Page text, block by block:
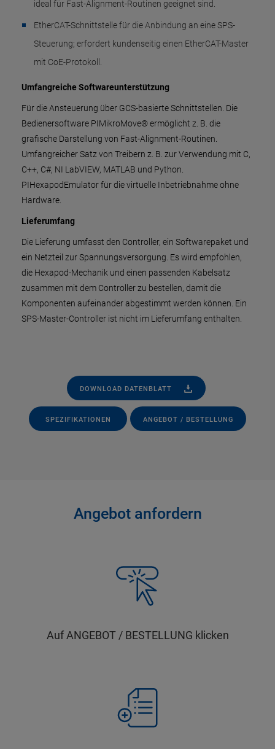
ideal für Fast-Alignment-Routinen geeignet sind.
EtherCAT-Schnittstelle für die Anbindung an eine SPS-
Steuerung; erfordert kundenseitig einen EtherCAT-Master
mit CoE-Protokoll.
Umfangreiche Softwareunterstützung
Für die Ansteuerung über GCS-basierte Schnittstellen. Die
Bedienersoftware PIMikroMove® ermöglicht z. B. die
grafische Darstellung von Fast-Alignment-Routinen.
Umfangreicher Satz von Treibern z. B. zur Verwendung mit C,
C++, C#, NI LabVIEW, MATLAB und Python.
PIHexapodEmulator für die virtuelle Inbetriebnahme ohne
Hardware.
Lieferumfang
Die Lieferung umfasst den Controller, ein Softwarepaket und
ein Netzteil zur Spannungsversorgung. Es wird empfohlen,
die Hexapod-Mechanik und einen passenden Kabelsatz
zusammen mit dem Controller zu bestellen, damit die
Komponenten aufeinander abgestimmt werden können. Ein
SPS-Master-Controller ist nicht im Lieferumfang enthalten.
DOWNLOAD DATENBLATT
SPEZIFIKATIONEN ANGEBOT / BESTELLUNG
Angebot anfordern
Auf ANGEBOT / BESTELLUNG klicken